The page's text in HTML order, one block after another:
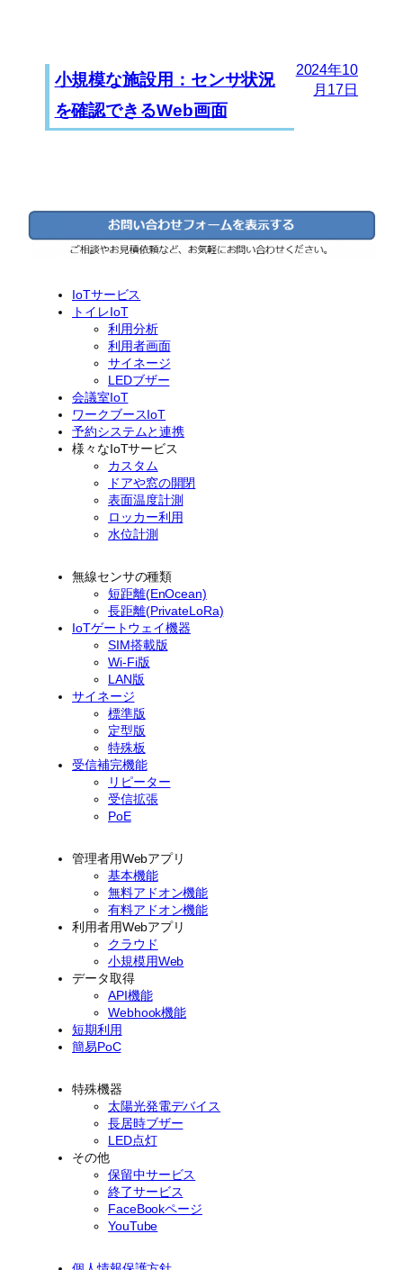
小規模な施設用：センサ状況
を確認できるWeb画面
2024年10
月17日
IoTサービス
トイレIoT
利用分析
利用者画面
サイネージ
LEDブザー
会議室IoT
ワークブースIoT
予約システムと連携
様々なIoTサービス
カスタム
ドアや窓の開閉
表面温度計測
ロッカー利用
水位計測
無線センサの種類
短距離(EnOcean)
長距離(PrivateLoRa)
IoTゲートウェイ機器
SIM搭載版
Wi-Fi版
LAN版
サイネージ
標準版
定型版
特殊板
受信補完機能
リピーター
受信拡張
PoE
管理者用Webアプリ
基本機能
無料アドオン機能
有料アドオン機能
利用者用Webアプリ
クラウド
小規模用Web
データ取得
API機能
Webhook機能
短期利用
簡易PoC
特殊機器
太陽光発電デバイス
長居時ブザー
LED点灯
その他
保留中サービス
終了サービス
FaceBookページ
YouTube